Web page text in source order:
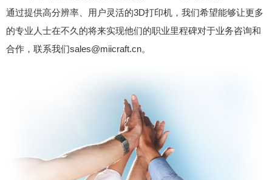
通过提供高分辨率、用户灵活的3D打印机，我们希望能够让更多
的专业人士在不久的将来实现他们的职业里程碑对于业务咨询和
合作，联系我们sales@miicraft.cn。